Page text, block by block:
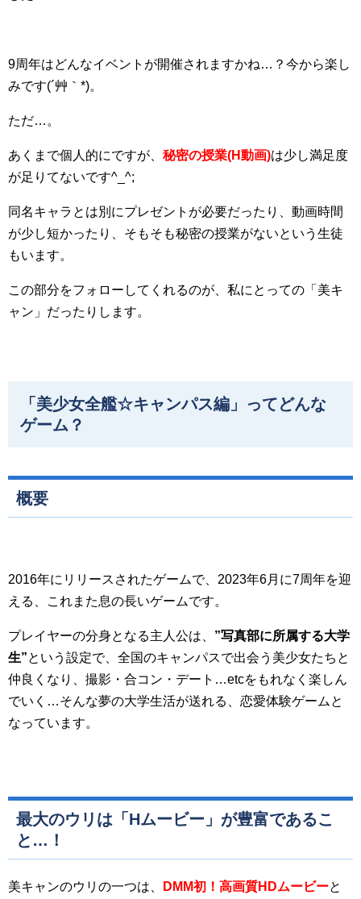
9周年はどんなイベントが開催されますかね…？今から楽し
みです(´艸｀*)。
ただ…。
あくまで個人的にですが、 秘密の授業(H動画)は少し満足度
が足りてないです^_^;
同名キャラとは別にプレゼントが必要だったり、動画時間
が少し短かったり、そもそも秘密の授業がないという生徒
もいます。
この部分をフォローしてくれるのが、私にとっての「美キ
ャン」だったりします。
「美少女全艦☆キャンパス編」ってどんな
ゲーム？
概要
2016年にリリースされたゲームで、2023年6月に7周年を迎
える、これまた息の長いゲームです。
プレイヤーの分身となる主人公は、 ”写真部に所属する大学
生”という設定で、全国のキャンパスで出会う美少女たちと
仲良くなり、撮影・合コン・デート…etcをもれなく楽しん
でいく…そんな夢の大学生活が送れる、恋愛体験ゲームと
なっています。
最大のウリは「Hムービー」が豊富であるこ
と…！
美キャンのウリの一つは、 DMM初！高画質HDムービーと